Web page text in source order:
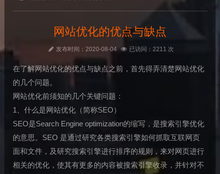
网站优化的优点与缺点
发布时间：2020-08-04 已访问：2211 次
在了解网站优化的优点与缺点之前，首先得弄清楚网站优化
的几个问题。
网站优化前须知的几个关键问题：
1、什么是网站优化（简称SEO）
SEO是Search Engine optimization的缩写，是搜索引擎优化
的意思。SEO 是通过研究各类搜索引擎如何抓取互联网页
面和文件，及研究搜索引擎进行排序的规则，来对网页进行
相关的优化，使其有更多的内容被搜索引擎收录，并针对不